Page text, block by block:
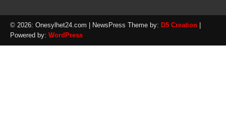
© 2026: Onesylhet24.com | NewsPress Theme by: D5 Creation
Powered by: WordPress